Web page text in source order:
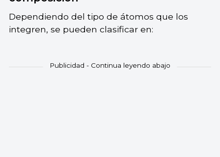
Dependiendo del tipo de átomos que los
integren, se pueden clasificar en: